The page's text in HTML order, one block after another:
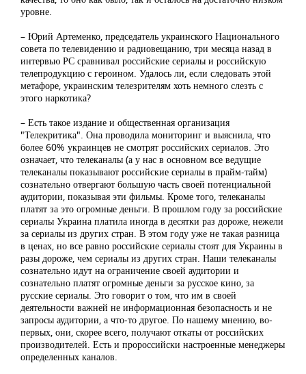
уровне.
– Юрий Артеменко, председатель украинского Национального
совета по телевидению и радиовещанию, три месяца назад в
интервью РС сравнивал российские сериалы и российскую
телепродукцию с героином. Удалось ли, если следовать этой
метафоре, украинским телезрителям хоть немного слезть с
этого наркотика?
– Есть такое издание и общественная организация
"Телекритика". Она проводила мониторинг и выяснила, что
более 60% украинцев не смотрят российских сериалов. Это
означает, что телеканалы (а у нас в основном все ведущие
телеканалы показывают российские сериалы в прайм-тайм)
сознательно отвергают большую часть своей потенциальной
аудитории, показывая эти фильмы. Кроме того, телеканалы
платят за это огромные деньги. В прошлом году за российские
сериалы Украина платила иногда в десятки раз дороже, нежели
за сериалы из других стран. В этом году уже не такая разница
в ценах, но все равно российские сериалы стоят для Украины в
разы дороже, чем сериалы из других стран. Наши телеканалы
сознательно идут на ограничение своей аудитории и
сознательно платят огромные деньги за русское кино, за
русские сериалы. Это говорит о том, что им в своей
деятельности важней не информационная безопасность и не
запросы аудитории, а что-то другое. По нашему мнению, во-
первых, они, скорее всего, получают откаты от российских
производителей. Есть и пророссийски настроенные менеджеры
определенных каналов.